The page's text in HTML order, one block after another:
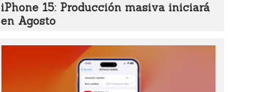
iPhone 15: Producción masiva iniciará
en Agosto